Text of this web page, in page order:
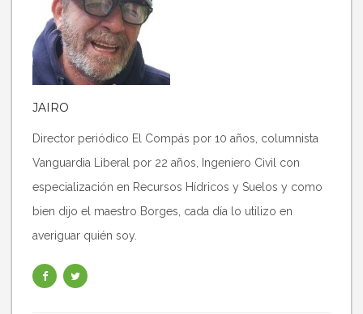
JAIRO
Director periódico El Compás por 10 años, columnista
Vanguardia Liberal por 22 años, Ingeniero Civil con
especialización en Recursos Hídricos y Suelos y como
bien dijo el maestro Borges, cada día lo utilizo en
averiguar quién soy.